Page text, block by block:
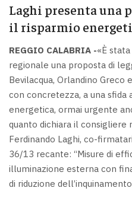
Laghi presenta una
il risparmio
REGGIO CALABRIA -«È
regionale una proposta di
Bevilacqua, Orlandino Greco
con concretezza, a una
energetica, ormai urgente
quanto dichiara il consigliere
Ferdinando Laghi, co-
36/13 recante: “Misure di
illuminazione esterna con
di riduzione